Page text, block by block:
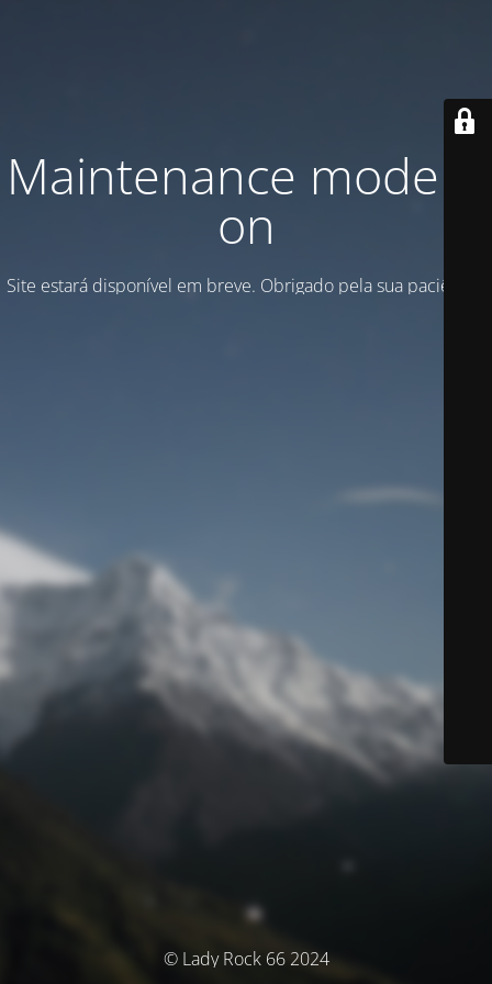
Maintenance mode is
on
Site estará disponível em breve. Obrigado pela sua paciência!
© Lady Rock 66 2024